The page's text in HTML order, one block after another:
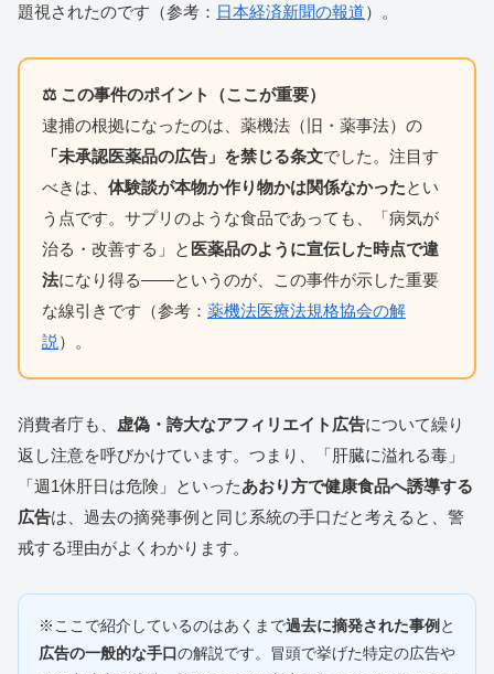
題視されたのです（参考： 日本経済新聞の報道）。
⚖️ この事件のポイント（ここが重要）
逮捕の根拠になったのは、薬機法（旧・薬事法）の
「未承認医薬品の広告」を禁じる条文でした。注目す
べきは、 体験談が本物か作り物かは関係なかったとい
う点です。サプリのような食品であっても、「病気が
治る・改善する」と 医薬品のように宣伝した時点で違
法になり得る——というのが、この事件が示した重要
な線引きです（参考： 薬機法医療法規格協会の解
説 ）。
消費者庁も、 虚偽・誇大なアフィリエイト広告について繰り
返し注意を呼びかけています。つまり、「肝臓に溢れる毒」
「週1休肝日は危険」といったあおり方で健康食品へ誘導する
広告は、過去の摘発事例と同じ系統の手口だと考えると、警
戒する理由がよくわかります。
※ここで紹介しているのはあくまで過去に摘発された事例 と
広告の一般的な手口の解説です。冒頭で挙げた特定の広告や